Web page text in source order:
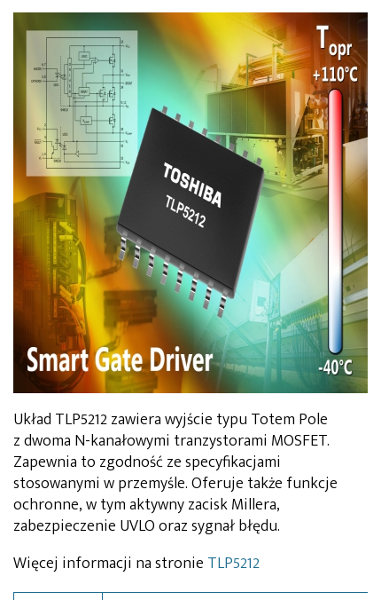
Układ TLP5212 zawiera wyjście typu Totem Pole
z dwoma N-kanałowymi tranzystorami MOSFET.
Zapewnia to zgodność ze specyfikacjami
stosowanymi w przemyśle. Oferuje także funkcje
ochronne, w tym aktywny zacisk Millera,
zabezpieczenie UVLO oraz sygnał błędu.
Więcej informacji na stronie TLP5212